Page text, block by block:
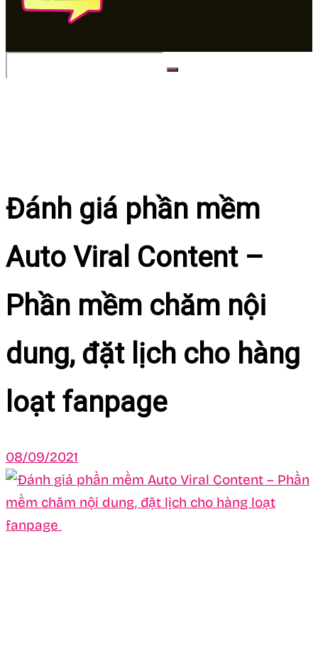
Đánh giá phần mềm
Auto Viral Content –
Phần mềm chăm nội
dung, đặt lịch cho hàng
loạt fanpage
08/09/2021